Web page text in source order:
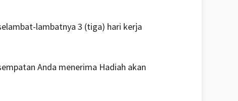
lambatnya 3 (tiga) hari kerja
Anda menerima Hadiah akan